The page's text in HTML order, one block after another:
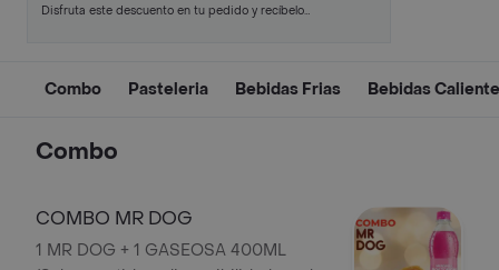
Disfruta este descuento en tu pedido y recíbelo
Combo Pasteleria Bebidas Frias Bebidas
Combo
COMBO MR DOG
1 MR DOG + 1 GASEOSA 400ML